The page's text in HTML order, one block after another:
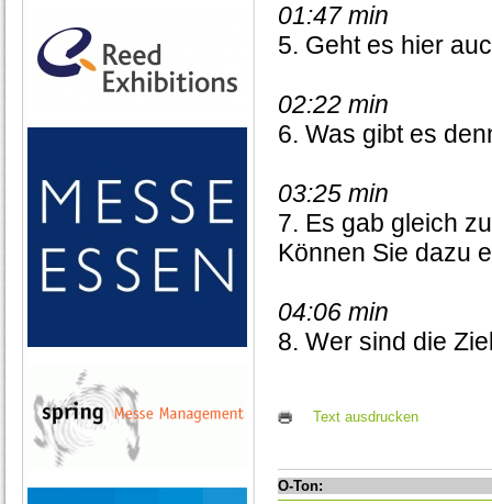
01:47 min
5. Geht es hier
02:22 min
6. Was gibt es
03:25 min
7. Es gab gleich
Können Sie dazu
04:06 min
8. Wer sind die
Text ausdrucken
O-Ton: